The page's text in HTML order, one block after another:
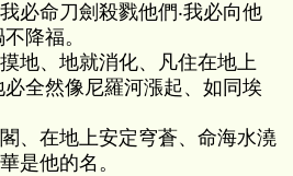
必命刀劍殺戮他們‧我必向他
降福。
地、地就消化、凡住在地上
必全然像尼羅河漲起、如同埃
、在地上安定穹蒼、命海水澆
是他的名。